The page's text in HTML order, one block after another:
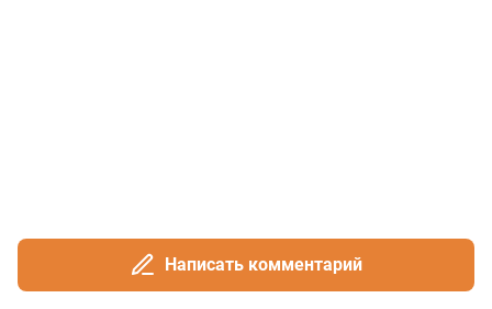
Написать комментарий